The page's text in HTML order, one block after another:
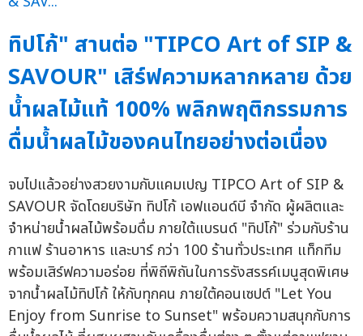
ทิปโก้" สานต่อ "TIPCO Art of SIP &
SAVOUR" เสิร์ฟความหลากหลาย ด้วย
น้ำผลไม้แท้ 100% พลิกพฤติกรรมการ
ดื่มน้ำผลไม้ของคนไทยอย่างต่อเนื่อง
จบไปแล้วอย่างสวยงามกับแคมเปญ TIPCO Art of SIP &
SAVOUR จัดโดยบริษัท ทิปโก้ เอฟแอนด์บี จำกัด ผู้ผลิตและ
จำหน่ายน้ำผลไม้พร้อมดื่ม ภายใต้แบรนด์ "ทิปโก้" ร่วมกับร้าน
กาแฟ ร้านอาหาร และบาร์ กว่า 100 ร้านทั่วประเทศ แท็กทีม
พร้อมเสิร์ฟความอร่อย ที่พิถีพิถันในการรังสรรค์เมนูสุดพิเศษ
จากน้ำผลไม้ทิปโก้ ให้กับทุกคน ภายใต้คอนเซปต์ "Let You
Enjoy from Sunrise to Sunset" พร้อมความสนุกกับการ